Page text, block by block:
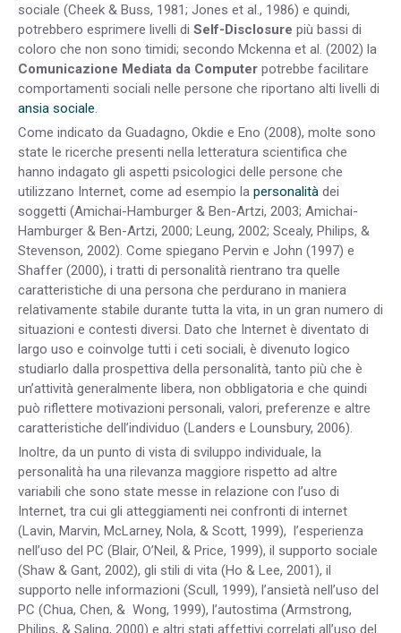
sociale (Cheek & Buss, 1981; Jones et al., 1986) e quindi,
potrebbero esprimere livelli di Self-Disclosure più bassi di
coloro che non sono timidi; secondo Mckenna et al. (2002) la
Comunicazione Mediata da Computer potrebbe facilitare
comportamenti sociali nelle persone che riportano alti livelli di
ansia sociale.
Come indicato da Guadagno, Okdie e Eno (2008), molte sono
state le ricerche presenti nella letteratura scientifica che
hanno indagato gli aspetti psicologici delle persone che
utilizzano Internet, come ad esempio la personalità dei
soggetti (Amichai-Hamburger & Ben-Artzi, 2003; Amichai-
Hamburger & Ben-Artzi, 2000; Leung, 2002; Scealy, Philips, &
Stevenson, 2002). Come spiegano Pervin e John (1997) e
Shaffer (2000), i tratti di personalità rientrano tra quelle
caratteristiche di una persona che perdurano in maniera
relativamente stabile durante tutta la vita, in un gran numero di
situazioni e contesti diversi. Dato che Internet è diventato di
largo uso e coinvolge tutti i ceti sociali, è divenuto logico
studiarlo dalla prospettiva della personalità, tanto più che è
un’attività generalmente libera, non obbligatoria e che quindi
può riflettere motivazioni personali, valori, preferenze e altre
caratteristiche dell’individuo (Landers e Lounsbury, 2006).
Inoltre, da un punto di vista di sviluppo individuale, la
personalità ha una rilevanza maggiore rispetto ad altre
variabili che sono state messe in relazione con l’uso di
Internet, tra cui gli atteggiamenti nei confronti di internet
(Lavin, Marvin, McLarney, Nola, & Scott, 1999), l’esperienza
nell’uso del PC (Blair, O’Neil, & Price, 1999), il supporto sociale
(Shaw & Gant, 2002), gli stili di vita (Ho & Lee, 2001), il
supporto nelle informazioni (Scull, 1999), l’ansietà nell’uso del
PC (Chua, Chen, & Wong, 1999), l’autostima (Armstrong,
Philips, & Saling, 2000) e altri stati affettivi correlati all’uso del